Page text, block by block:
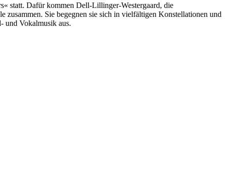
statt. Dafür kommen Dell-Lillinger-Westergaard, die
zusammen. Sie begegnen sie sich in vielfältigen Konstellationen und
und Vokalmusik aus.